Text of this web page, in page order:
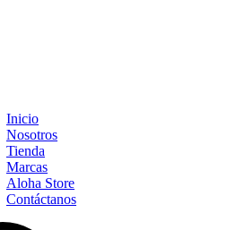
Inicio
Nosotros
Tienda
Marcas
Aloha Store
Contáctanos